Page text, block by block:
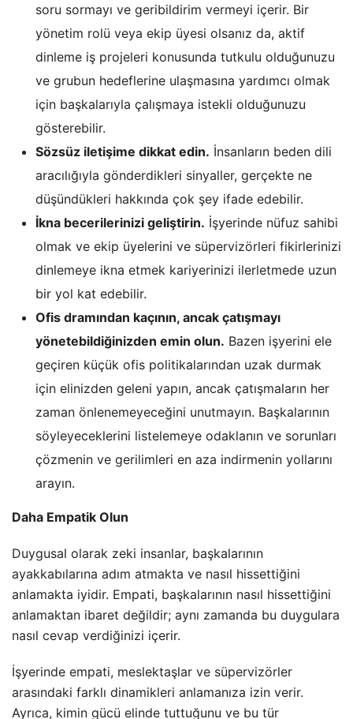
soru sormayı ve geribildirim vermeyi içerir. Bir
yönetim rolü veya ekip üyesi olsanız da, aktif
dinleme iş projeleri konusunda tutkulu olduğunuzu
ve grubun hedeflerine ulaşmasına yardımcı olmak
için başkalarıyla çalışmaya istekli olduğunuzu
gösterebilir.
Sözsüz iletişime dikkat edin. İnsanların beden dili
aracılığıyla gönderdikleri sinyaller, gerçekte ne
düşündükleri hakkında çok şey ifade edebilir.
İkna becerilerinizi geliştirin. İşyerinde nüfuz sahibi
olmak ve ekip üyelerini ve süpervizörleri fikirlerinizi
dinlemeye ikna etmek kariyerinizi ilerletmede uzun
bir yol kat edebilir.
Ofis dramından kaçının, ancak çatışmayı
yönetebildiğinizden emin olun. Bazen işyerini ele
geçiren küçük ofis politikalarından uzak durmak
için elinizden geleni yapın, ancak çatışmaların her
zaman önlenemeyeceğini unutmayın. Başkalarının
söyleyeceklerini listelemeye odaklanın ve sorunları
çözmenin ve gerilimleri en aza indirmenin yollarını
arayın.
Daha Empatik Olun
Duygusal olarak zeki insanlar, başkalarının
ayakkabılarına adım atmakta ve nasıl hissettiğini
anlamakta iyidir. Empati, başkalarının nasıl hissettiğini
anlamaktan ibaret değildir; aynı zamanda bu duygulara
nasıl cevap verdiğinizi içerir.
İşyerinde empati, meslektaşlar ve süpervizörler
arasındaki farklı dinamikleri anlamanıza izin verir.
Ayrıca, kimin gücü elinde tuttuğunu ve bu tür